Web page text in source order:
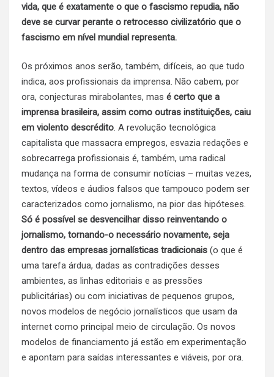
vida, que é exatamente o que o fascismo repudia, não
deve se curvar perante o retrocesso civilizatório que o
fascismo em nível mundial representa.
Os próximos anos serão, também, difíceis, ao que tudo
indica, aos profissionais da imprensa. Não cabem, por
ora, conjecturas mirabolantes, mas é certo que a
imprensa brasileira, assim como outras instituições, caiu
em violento descrédito. A revolução tecnológica
capitalista que massacra empregos, esvazia redações e
sobrecarrega profissionais é, também, uma radical
mudança na forma de consumir notícias – muitas vezes,
textos, vídeos e áudios falsos que tampouco podem ser
caracterizados como jornalismo, na pior das hipóteses.
Só é possível se desvencilhar disso reinventando o
jornalismo, tornando-o necessário novamente, seja
dentro das empresas jornalísticas tradicionais (o que é
uma tarefa árdua, dadas as contradições desses
ambientes, as linhas editoriais e as pressões
publicitárias) ou com iniciativas de pequenos grupos,
novos modelos de negócio jornalísticos que usam da
internet como principal meio de circulação. Os novos
modelos de financiamento já estão em experimentação
e apontam para saídas interessantes e viáveis, por ora.